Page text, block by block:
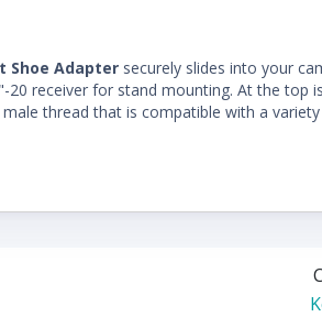
Shoe Adapter securely slides into your
receiver for stand mounting. At the top
thread that is compatible with a